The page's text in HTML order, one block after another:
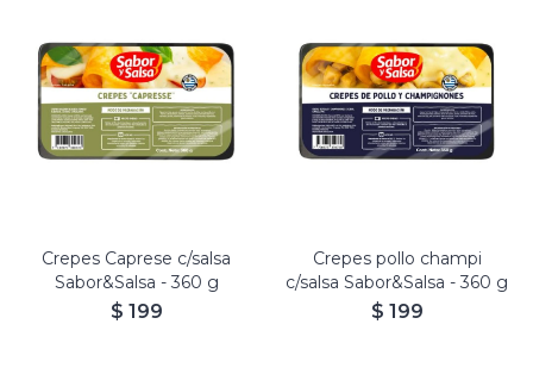
Crepes Caprese c/salsa
Sabor&Salsa - 360 g
$ 199
Crepes pollo champi
c/salsa Sabor&Salsa - 360 g
$ 199
Sorrentinos
Tallarines
Ñoquis
Milanesas
Nuggets
Sin rebozar
Rebozados
Sin Rebozar
Helados